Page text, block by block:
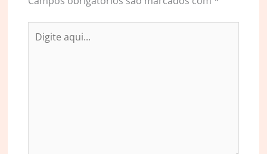
aqui...